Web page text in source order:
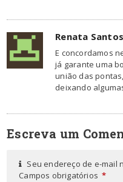
Renata Santos
E concordamos
já garante uma
união das
deixando
Escreva um
Seu endereço de e-mail
Campos obrigatórios *